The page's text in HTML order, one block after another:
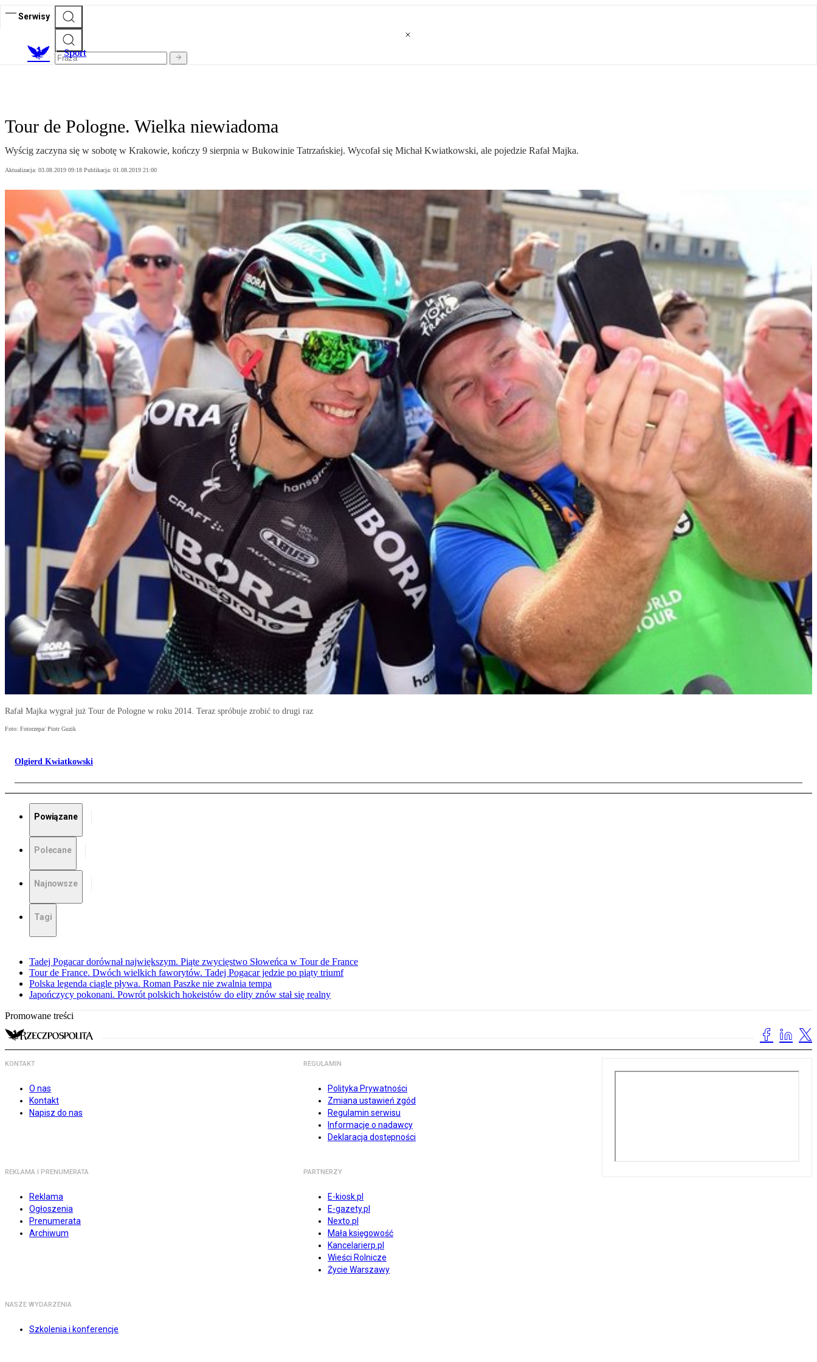
Serwisy
Sport
Tour de Pologne. Wielka niewiadoma
Wyścig zaczyna się w sobotę w Krakowie, kończy 9 sierpnia w Bukowinie Tatrzańskiej. Wycofał się Michał Kwiatkowski, ale pojedzie Rafał Majka.
Aktualizacja: 03.08.2019 09:18 Publikacja: 01.08.2019 21:00
Rafał Majka wygrał już Tour de Pologne w roku 2014. Teraz spróbuje zrobić to drugi raz
Foto: Fotorzepa/ Piotr Guzik
Olgierd Kwiatkowski
Powiązane
Polecane
Najnowsze
Tagi
Tadej Pogacar dorównał największym. Piąte zwycięstwo Słoweńca w Tour de France
Tour de France. Dwóch wielkich faworytów. Tadej Pogacar jedzie po piąty triumf
Polska legenda ciągle pływa. Roman Paszke nie zwalnia tempa
Japończycy pokonani. Powrót polskich hokeistów do elity znów stał się realny
Promowane treści
KONTAKT
O nas
Kontakt
Napisz do nas
REGULAMIN
Polityka Prywatności
Zmiana ustawień zgód
Regulamin serwisu
Informacje o nadawcy
Deklaracja dostępności
REKLAMA I PRENUMERATA
Reklama
Ogłoszenia
Prenumerata
Archiwum
PARTNERZY
E-kiosk.pl
E-gazety.pl
Nexto.pl
Mała księgowość
Kancelarierp.pl
Wieści Rolnicze
Życie Warszawy
NASZE WYDARZENIA
Szkolenia i konferencje